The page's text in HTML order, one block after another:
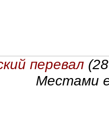
перевал
Местами